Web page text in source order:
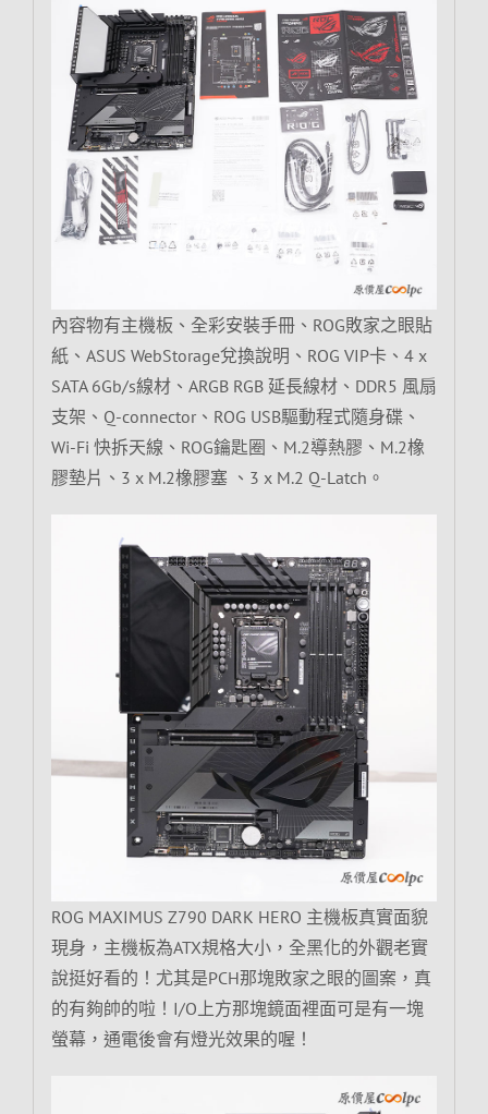
內容物有主機板、全彩安裝手冊、ROG敗家之眼貼
紙、ASUS WebStorage兌換說明、ROG VIP卡、4 x
SATA 6Gb/s線材、ARGB RGB 延長線材、DDR5 風扇
支架、Q-connector、ROG USB驅動程式隨身碟、
Wi-Fi 快拆天線、ROG鑰匙圈、M.2導熱膠、M.2橡
膠墊片、3 x M.2橡膠塞 、3 x M.2 Q-Latch。
ROG MAXIMUS Z790 DARK HERO 主機板真實面貌
現身，主機板為ATX規格大小，全黑化的外觀老實
說挺好看的！尤其是PCH那塊敗家之眼的圖案，真
的有夠帥的啦！I/O上方那塊鏡面裡面可是有一塊
螢幕，通電後會有燈光效果的喔！